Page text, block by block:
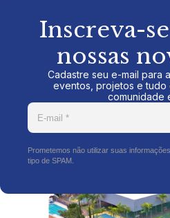
Inscreva-
nossas
Cadastre seu e-mail para
eventos, projetos e tudo
comunidade
Prometemos não utilizar suas
tipo de SPAM.